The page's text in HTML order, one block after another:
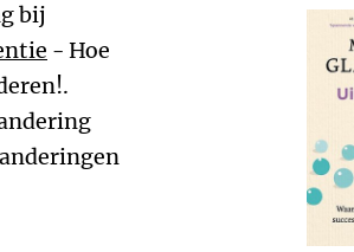
bij
- Hoe